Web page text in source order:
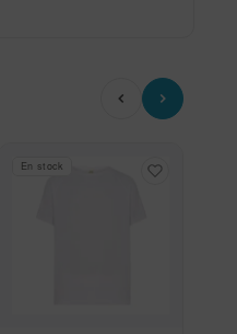
En stock